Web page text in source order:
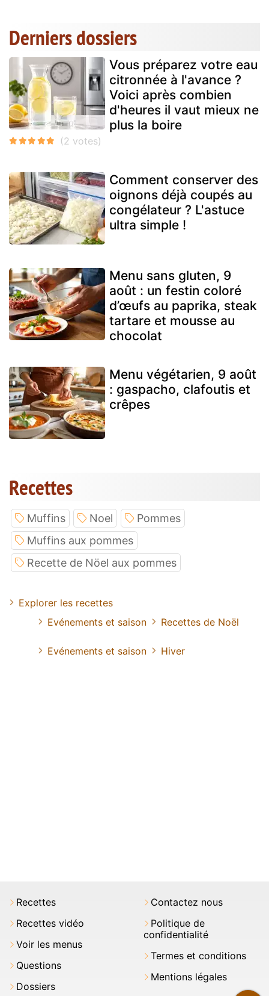
Derniers dossiers
Vous préparez votre eau
citronnée à l'avance ?
Voici après combien
d'heures il vaut mieux ne
plus la boire
Comment conserver des
oignons déjà coupés au
congélateur ? L'astuce
ultra simple !
Menu sans gluten, 9
août : un festin coloré
d’œufs au paprika, steak
tartare et mousse au
chocolat
Menu végétarien, 9 août
: gaspacho, clafoutis et
crêpes
Recettes
Muffins Noel
Pommes
Muffins aux pommes
Recette de Nöel aux pommes
Explorer les recettes
Evénements et saison
Recettes de Noël
Evénements et saison Hiver
Recettes
Recettes vidéo
Voir les menus
Questions
Dossiers
Contactez nous
Politique de
confidentialité
Termes et conditions
Mentions légales